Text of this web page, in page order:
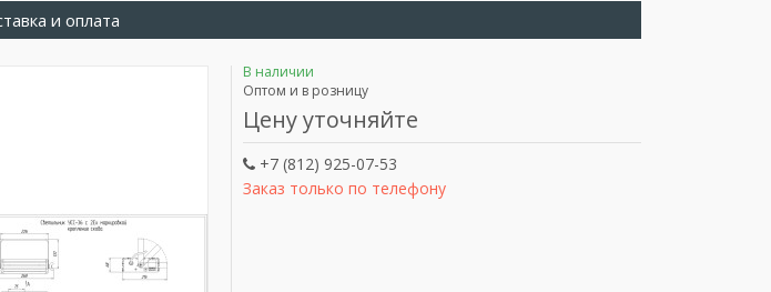
и оплата
В наличии
Оптом и в розницу
Цену уточняйте
+7 (812) 925-07-53
Заказ только по телефону